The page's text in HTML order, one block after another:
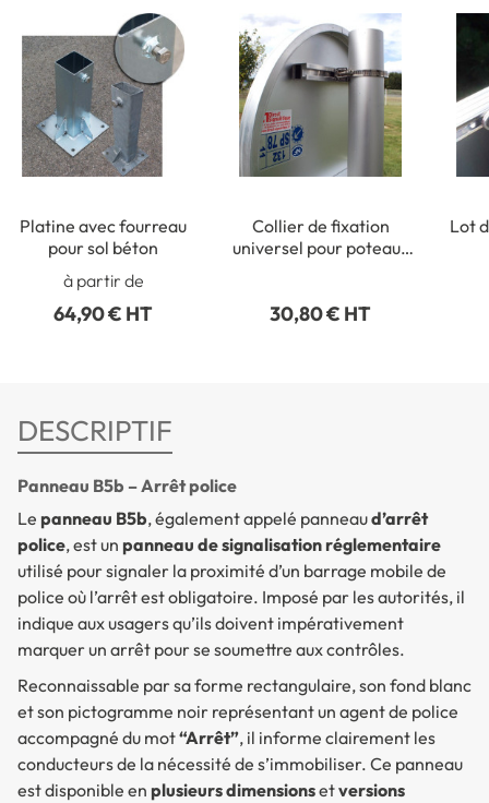
Platine avec fourreau
pour sol béton
à partir de
64,90 € HT
Collier de fixation
universel pour poteaux
30,80 € HT
Lot
DESCRIPTIF
Panneau B5b – Arrêt police
Le panneau B5b, également appelé panneaud’arrêt
police, est un panneau de signalisation réglementaire
utilisé pour signaler la proximité d’un barrage mobile de
police où l’arrêt est obligatoire. Imposé par les autorités, il
indique aux usagers qu’ils doivent impérativement
marquer un arrêt pour se soumettre aux contrôles.
Reconnaissable par sa forme rectangulaire, son fond blanc
et son pictogramme noir représentant un agent de police
accompagné du mot“Arrêt”, il informe clairement les
conducteurs de la nécessité de s’immobiliser. Ce panneau
est disponible en plusieurs dimensionsetversions